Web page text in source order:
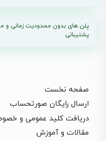
پلن های بدون محدودیت زمانی و
پشتیبانی
صفحه نخست
ارسال رایگان صورتحساب
دریافت کلید عمومی و
مقالات و آموزش